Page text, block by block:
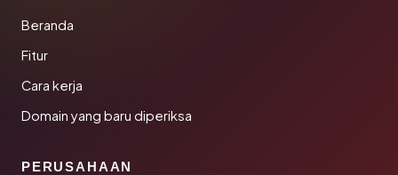
Beranda
Fitur
Cara kerja
Domain yang baru diperiksa
PERUSAHAAN